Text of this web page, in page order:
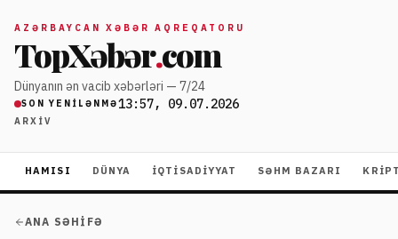
AZƏRBAYCAN XƏBƏR AQREQATORU
TopXəbər.com
Dünyanın ən vacib xəbərləri — 7/24
SON YENILƏNMƏ13:57, 09.07.2026
ARXIV
HAMISI DÜNYA İQTISADIYYAT SƏHM BAZARI
ANA SƏHIFƏ